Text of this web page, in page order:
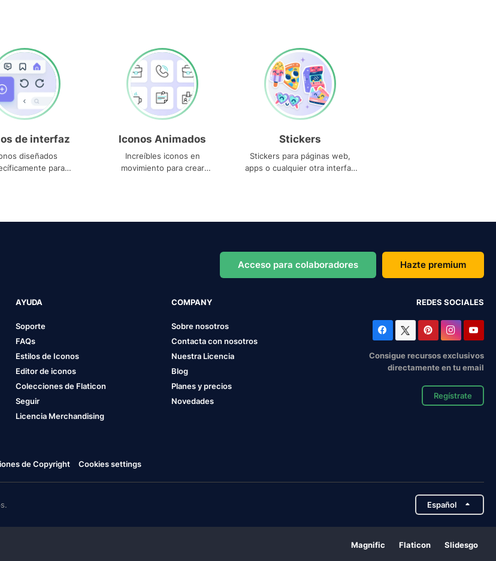
de interfaz
diseñados
para
Iconos Animados
Increíbles iconos en
movimiento para crear
Stickers
Stickers para páginas web,
apps o cualquier otra interfaz
Acceso para colaboradores Hazte premium
AYUDA
Soporte
FAQs
Estilos de Iconos
Editor de iconos
Colecciones de Flaticon
Seguir
Licencia Merchandising
COMPANY
Sobre nosotros
Contacta con nosotros
Nuestra Licencia
Blog
Planes y precios
Novedades
REDES SOCIALES
Consigue recursos exclusivos
directamente en tu email
Regístrate
de Copyright Cookies settings
Español
Magnific Flaticon Slidesgo